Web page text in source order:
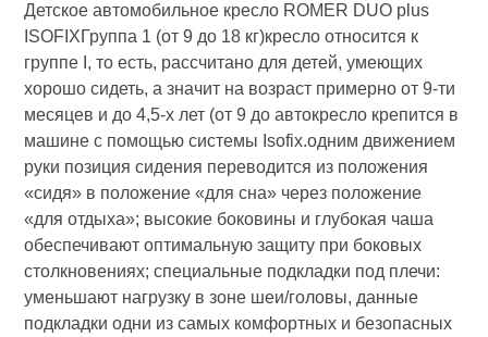
Детское автомобильное кресло ROMER DUO plus
ISOFIXГруппа 1 (от 9 до 18 кг)кресло относится к
группе I, то есть, рассчитано для детей, умеющих
хорошо сидеть, а значит на возраст примерно от 9-ти
месяцев и до 4,5-х лет (от 9 до автокресло крепится в
машине с помощью системы Isofix.одним движением
руки позиция сидения переводится из положения
«сидя» в положение «для сна» через положение
«для отдыха»; высокие боковины и глубокая чаша
обеспечивают оптимальную защиту при боковых
столкновениях; специальные подкладки под плечи:
уменьшают нагрузку в зоне шеи/головы, данные
подкладки одни из самых комфортных и безопасных